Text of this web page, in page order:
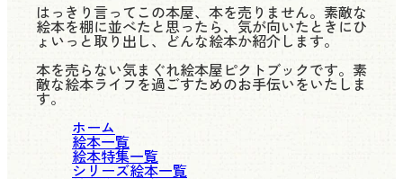
はっきり言ってこの本屋、本を売りません。素敵な
絵本を棚に並べたと思ったら、気が向いたときにひ
ょいっと取り出し、どんな絵本か紹介します。
本を売らない気まぐれ絵本屋ピクトブックです。素
敵な絵本ライフを過ごすためのお手伝いをいたしま
す。
ホーム
絵本一覧
絵本特集一覧
シリーズ絵本一覧